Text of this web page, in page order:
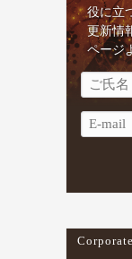
役に立
更新情
ページ